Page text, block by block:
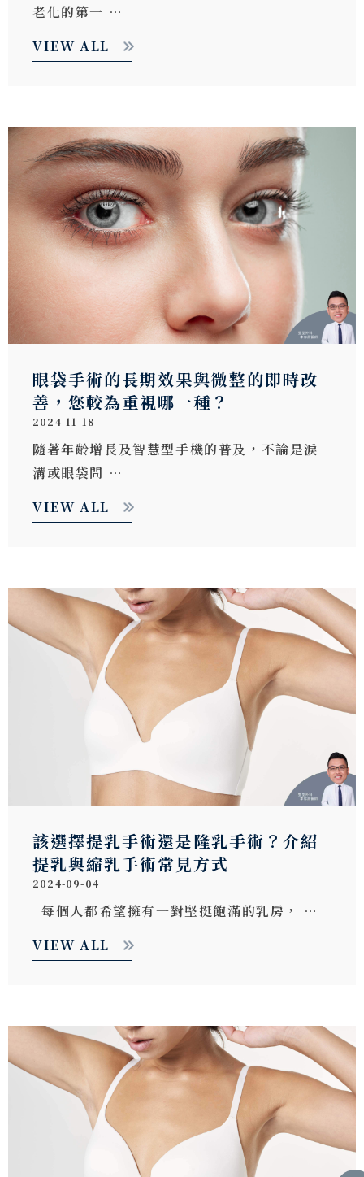
老化的第一 …
VIEW ALL
眼袋手術的長期效果與微整的即時改
善，您較為重視哪一種？
2024-11-18
隨著年齡增長及智慧型手機的普及，不論是淚
溝或眼袋問 …
VIEW ALL
該選擇提乳手術還是隆乳手術？介紹
提乳與縮乳手術常見方式
2024-09-04
每個人都希望擁有一對堅挺飽滿的乳房， …
VIEW ALL